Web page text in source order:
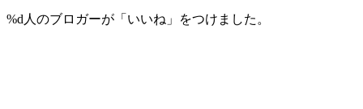
%d 人のブロガーが「いいね」をつけました。